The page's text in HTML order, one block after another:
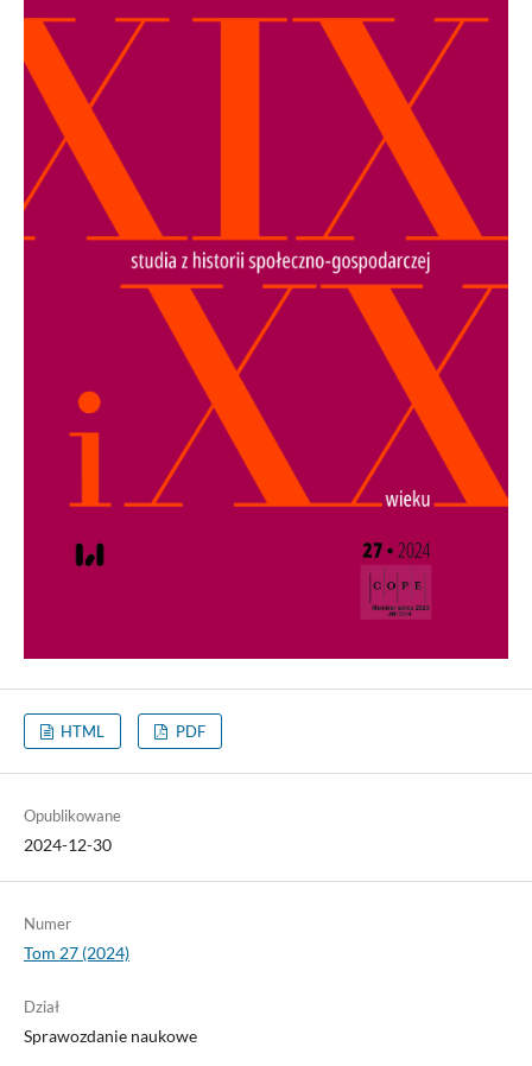
HTML PDF
Opublikowane
2024-12-30
Numer
Tom 27 (2024)
Dział
Sprawozdanie naukowe